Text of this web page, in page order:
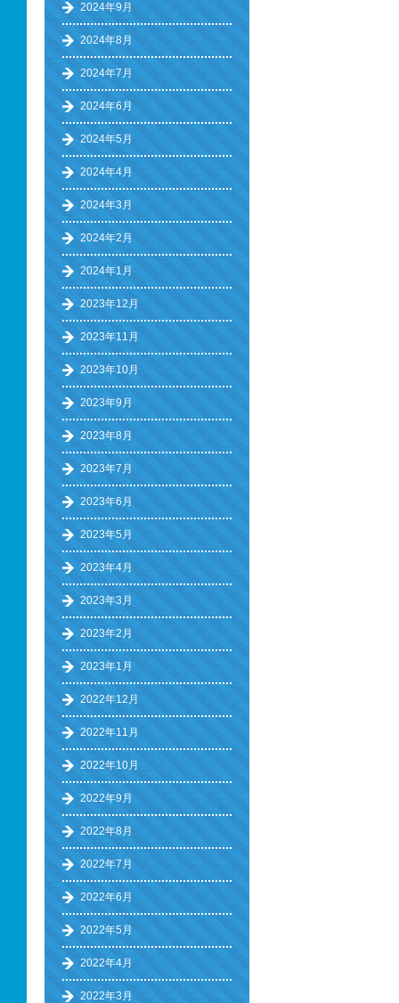
2024年9月
2024年8月
2024年7月
2024年6月
2024年5月
2024年4月
2024年3月
2024年2月
2024年1月
2023年12月
2023年11月
2023年10月
2023年9月
2023年8月
2023年7月
2023年6月
2023年5月
2023年4月
2023年3月
2023年2月
2023年1月
2022年12月
2022年11月
2022年10月
2022年9月
2022年8月
2022年7月
2022年6月
2022年5月
2022年4月
2022年3月